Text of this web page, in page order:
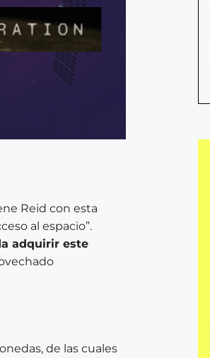
Reid con esta
al espacio”.
adquirir este
de las cuales